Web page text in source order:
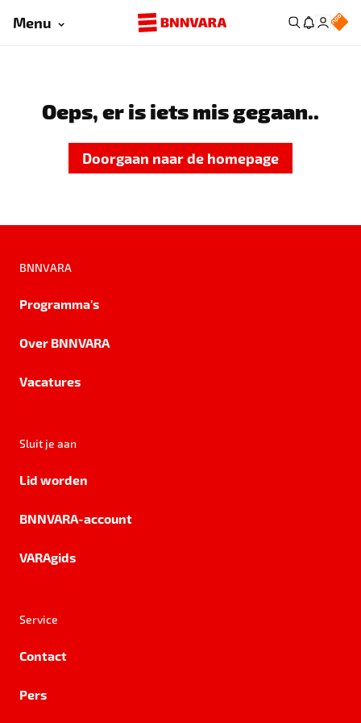
Menu
Oeps, er is iets mis gegaan..
Doorgaan naar de homepage
BNNVARA
Programma's
Over BNNVARA
Vacatures
Sluit je aan
Lid worden
BNNVARA-account
VARAgids
Service
Contact
Pers